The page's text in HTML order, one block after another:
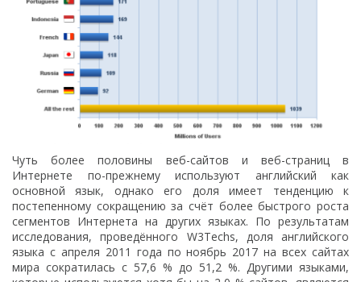
Чуть более половины веб-сайтов и веб-страниц в
Интернете по-прежнему используют английский как
основной язык, однако его доля имеет тенденцию к
постепенному сокращению за счёт более быстрого роста
сегментов Интернета на других языках. По результатам
исследования, проведённого W3Techs, доля английского
языка c апреля 2011 года по ноябрь 2017 на всех сайтax
мира сократилась с 57,6 % до 51,2 %. Другими языками,